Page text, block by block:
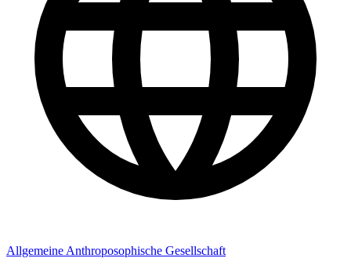
Allgemeine Anthroposophische Gesellschaft